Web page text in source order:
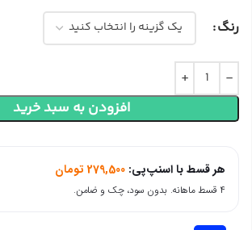
رنگ
افزودن به سبد خرید
هر قسط با اسنپ‌پی: 279,500 تومان
۴ قسط ماهانه. بدون سود، چک و ضامن.